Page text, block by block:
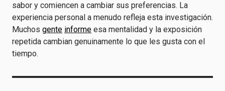
sabor y comiencen a cambiar sus preferencias. La
experiencia personal a menudo refleja esta investigación.
Muchos gente informe esa mentalidad y la exposición
repetida cambian genuinamente lo que les gusta con el
tiempo.